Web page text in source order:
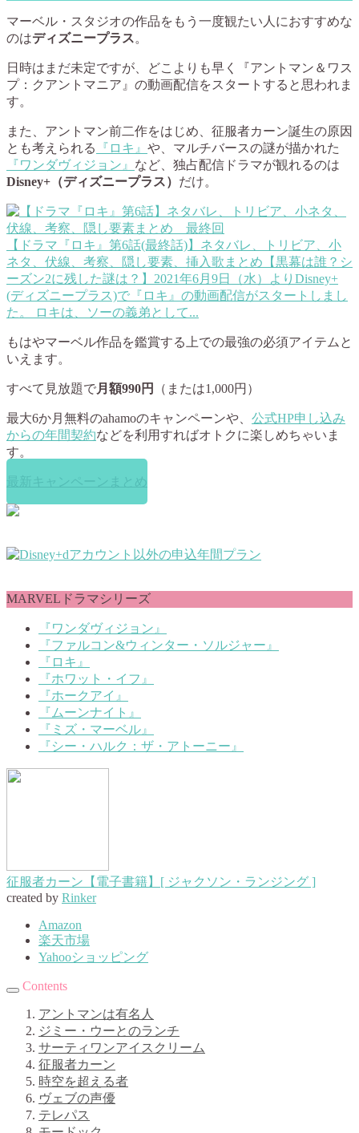
マーベル・スタジオの作品をもう一度観たい人におすすめな
のはディズニープラス。
日時はまだ未定ですが、どこよりも早く『アントマン＆ワス
プ：クアントマニア』の動画配信をスタートすると思われま
す。
また、アントマン前二作をはじめ、征服者カーン誕生の原因
とも考えられる
『ロキ』 や、マルチバースの謎が描かれた
『ワンダヴィジョン』 など、独占配信ドラマが観れるのは
Disney+（ディズニープラス） だけ。
【ドラマ『ロキ』第6話(最終話)】ネタバレ、トリビア、小
ネタ、伏線、考察、隠し要素、挿入歌まとめ【黒幕は誰？シ
ーズン2に残した謎は？】 2021年6月9日（水）よりDisney+
(ディズニープラス)で『ロキ』の動画配信がスタートしまし
た。 ロキは、ソーの義弟として...
もはやマーベル作品を鑑賞する上での最強の必須アイテムと
いえます。
すべて見放題で月額990円 （または1,000円）
最大6か月無料のahamoのキャンペーンや、 公式HP申し込み
からの年間契約などを利用すればオトクに楽しめちゃいま
す。
最新キャンペーンまとめ
MARVELドラマシリーズ
『ワンダヴィジョン』
『ファルコン&ウィンター・ソルジャー』
『ロキ』
『ホワット・イフ』
『ホークアイ』
『ムーンナイト』
『ミズ・マーベル』
『シー・ハルク：ザ・アトーニー』
征服者カーン【電子書籍】[ ジャクソン・ランジング ]
created by Rinker
Amazon
楽天市場
Yahooショッピング
Contents
アントマンは有名人
ジミー・ウーとのランチ
サーティワンアイスクリーム
征服者カーン
時空を超える者
ヴェブの声優
テレパス